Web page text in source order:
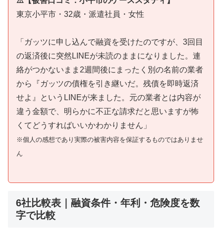
東京小平市・32歳・派遣社員・女性
「ガッツに申し込んで融資を受けたのですが、3回目
の返済後に突然LINEが未読のままになりました。連
絡がつかないまま2週間後にまったく別の名前の業者
から『ガッツの債権を引き継いだ。残債を即時返済
せよ』というLINEが来ました。元の業者とは内容が
違う金額で、明らかに不正な請求だと思いますが怖
くてどうすればいいかわかりません」
※個人の感想であり実際の被害内容を保証するものではありませ
ん
6社比較表｜融資条件・年利・危険度を数
字で比較